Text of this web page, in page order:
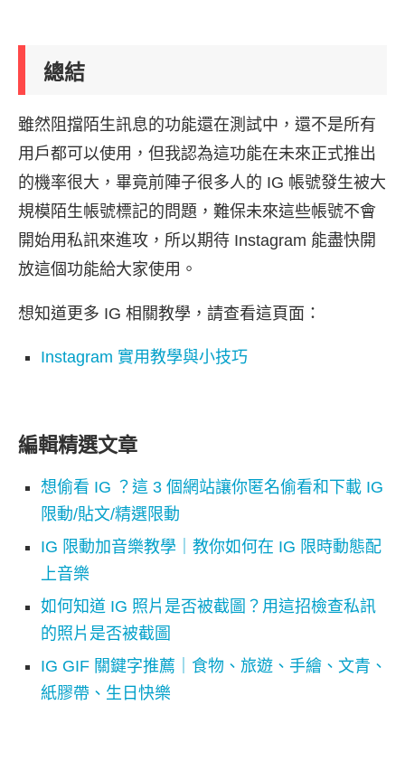
總結
雖然阻擋陌生訊息的功能還在測試中，還不是所有
用戶都可以使用，但我認為這功能在未來正式推出
的機率很大，畢竟前陣子很多人的 IG 帳號發生被大
規模陌生帳號標記的問題，難保未來這些帳號不會
開始用私訊來進攻，所以期待 Instagram 能盡快開
放這個功能給大家使用。
想知道更多 IG 相關教學，請查看這頁面：
Instagram 實用教學與小技巧
編輯精選文章
想偷看 IG ？這 3 個網站讓你匿名偷看和下載 IG
限動/貼文/精選限動
IG 限動加音樂教學｜教你如何在 IG 限時動態配
上音樂
如何知道 IG 照片是否被截圖？用這招檢查私訊
的照片是否被截圖
IG GIF 關鍵字推薦｜食物、旅遊、手繪、文青、
紙膠帶、生日快樂